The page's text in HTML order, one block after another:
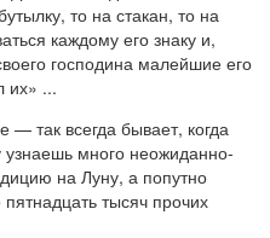
то на стакан, то на
каждому его знаку и,
господина малейшие его
их» ...
— так всегда бывает, когда
много неожиданно-
на Луну, а попутно
тысяч прочих